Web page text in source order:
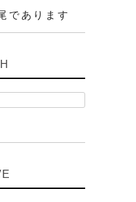
であります